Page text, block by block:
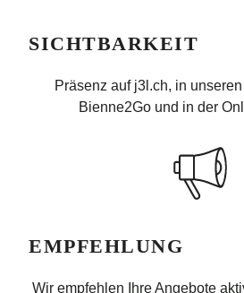
SICHTBARKEIT
Präsenz auf j3l.ch, in
Bienne2Go und in der
EMPFEHLUNG
Wir empfehlen Ihre Angebote